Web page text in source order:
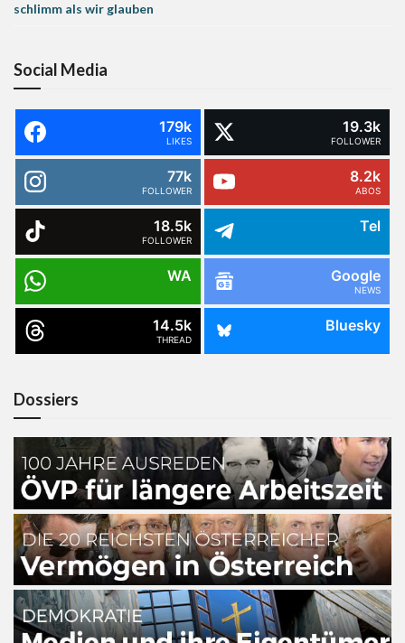
schlimm als wir glauben
Social Media
179k
LIKES
19.3k
FOLLOWER
77k
FOLLOWER
8.2k
ABOS
18.5k
FOLLOWER
Tel
WA Google
NEWS
14.5k
THREAD
Bluesky
Dossiers